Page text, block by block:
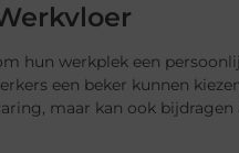
hun werkplek een
een beker kunnen
maar kan ook